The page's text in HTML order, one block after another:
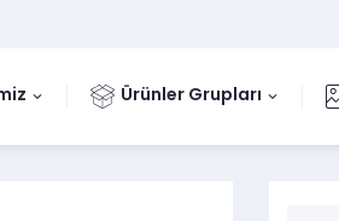
Ürünler Grupları